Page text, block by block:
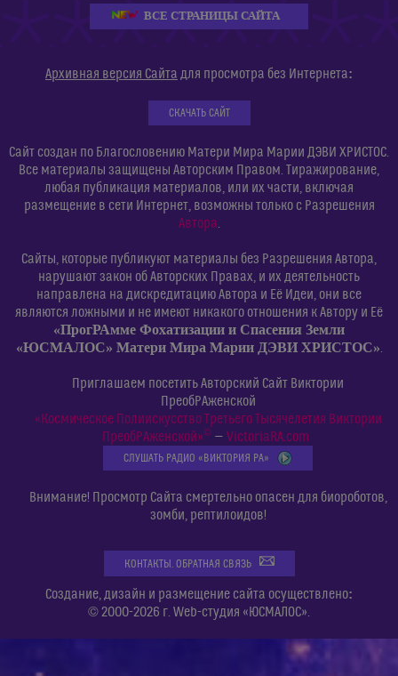
ВСЕ СТРАНИЦЫ САЙТА
Архивная версия Сайта для просмотра без Интернета:
СКАЧАТЬ САЙТ
Сайт создан по Благословению Матери Мира Марии ДЭВИ ХРИСТОС.
Все материалы защищены Авторским Правом. Тиражирование,
любая публикация материалов, или их части, включая
размещение в сети Интернет, возможны только с Разрешения
Автора.
Сайты, которые публикуют материалы без Разрешения Автора,
нарушают закон об Авторских Правах, и их деятельность
направлена на дискредитацию Автора и Её Идеи, они все
являются ложными и не имеют никакого отношения к Автору и Её
«ПрогРАмме Фохатизации и Спасения Земли
«ЮСМАЛОС» Матери Мира Марии ДЭВИ ХРИСТОС».
Приглашаем посетить Авторский Сайт Виктории
ПреобРАженской
«Космическое Полиискусство Третьего Тысячелетия Виктории
ПреобРАженской»©— VictoriaRA.com
СЛУШАТЬ РАДИО «ВИКТОРИЯ РА»
Внимание! Просмотр Сайта смертельно опасен для биороботов,
зомби, рептилоидов!
КОНТАКТЫ. ОБРАТНАЯ СВЯЗЬ
Создание, дизайн и размещение сайта осуществлено:
© 2000-2026 г. Web-студия «ЮСМАЛОС».